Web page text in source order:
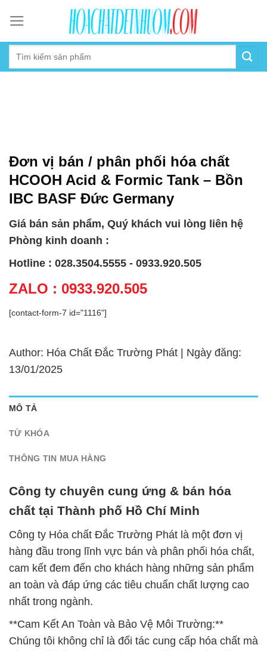
content
Đơn vị bán / phân phối hóa chất
HCOOH Acid & Formic Tank – Bồn
IBC BASF Đức Germany
Giá bán sản phẩm, Quý khách vui lòng liên hệ
Phòng kinh doanh :
Hotline : 028.3504.5555 - 0933.920.505
ZALO : 0933.920.505
[contact-form-7 id="1116"]
Author: Hóa Chất Đắc Trường Phát | Ngày đăng:
13/01/2025
MÔ TẢ
TỪ KHÓA
THÔNG TIN MUA HÀNG
Công ty chuyên cung ứng & bán hóa
chất tại Thành phố Hồ Chí Minh
Công ty Hóa chất Đắc Trường Phát là một đơn vị
hàng đầu trong lĩnh vực bán và phân phối hóa chất,
cam kết đem đến cho khách hàng những sản phẩm
an toàn và đáp ứng các tiêu chuẩn chất lượng cao
nhất trong ngành.
**Cam Kết An Toàn và Bảo Vệ Môi Trường:**
Chúng tôi không chỉ là đối tác cung cấp hóa chất mà